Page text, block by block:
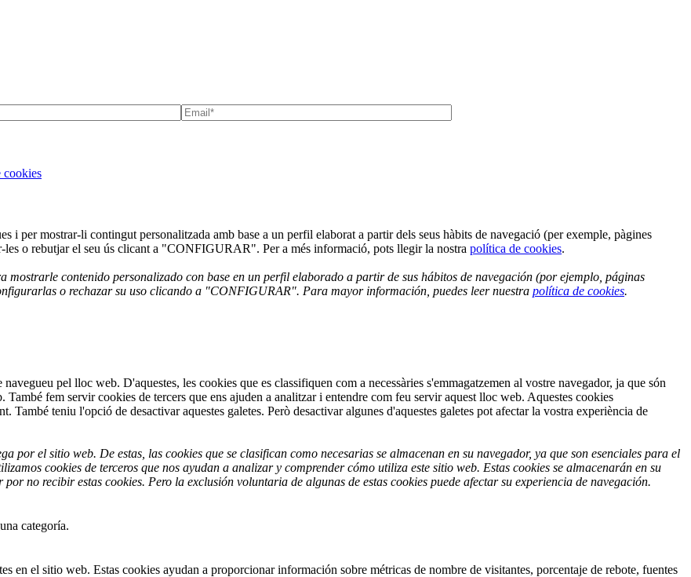
cookies
i per mostrar-li contingut personalitzada amb base a un perfil elaborat a partir dels seus hàbits de navegació (per exemple, pàgines
o rebutjar el seu ús clicant a "CONFIGURAR". Per a més informació, pots llegir la nostra política de cookies.
mostrarle contenido personalizado con base en un perfil elaborado a partir de sus hábitos de navegación (por ejemplo, páginas
o rechazar su uso clicando a "CONFIGURAR". Para mayor información, puedes leer nuestra política de cookies.
pel lloc web. D'aquestes, les cookies que es classifiquen com a necessàries s'emmagatzemen al vostre navegador, ja que són
fem servir cookies de tercers que ens ajuden a analitzar i entendre com feu servir aquest lloc web. Aquestes cookies
També teniu l'opció de desactivar aquestes galetes. Però desactivar algunes d'aquestes galetes pot afectar la vostra experiència de
por el sitio web. De estas, las cookies que se clasifican como necesarias se almacenan en su navegador, ya que son esenciales para el
cookies de terceros que nos ayudan a analizar y comprender cómo utiliza este sitio web. Estas cookies se almacenarán en su
no recibir estas cookies. Pero la exclusión voluntaria de algunas de estas cookies puede afectar su experiencia de navegación.
categoría.
en el sitio web. Estas cookies ayudan a proporcionar información sobre métricas de nombre de visitantes, porcentaje de rebote, fuentes